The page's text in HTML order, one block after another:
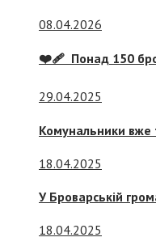
08.04.2026
❤️‍🩹 Понад 150
29.04.2025
Комунальники вже
18.04.2025
У Броварській
18.04.2025